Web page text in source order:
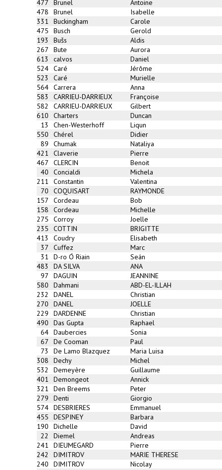
477
Brunel
Antoine
478
Brunel
Isabelle
331
Buckingham
Carole
475
Busch
Gerold
193
Bušs
Aldis
267
Bute
Aurora
613
calvos
Daniel
524 Caré
Jérôme
523
Caré
Murielle
564 Carrera
Anna
583
CARRIEU-DARRIEUX
Françoise
582
CARRIEU-DARRIEUX
Gilbert
610
Charters
Duncan
13
Chen-Westerhoff
Liqun
550
Chérel
Didier
89
Chumak
Nataliya
421
Claverie
Pierre
467
CLERCIN
Benoit
40
Concialdi
Michela
211
Constantin
Valentina
70
COQUISART
RAYMONDE
157
Cordeau
Bob
158
Cordeau
Michelle
275
Corroy
Joelle
235
COTTIN
BRIGITTE
413
Coudry
Elisabeth
37
Cuffez
Marc
31
D-ro Ó Riain
Seán
483
DA SILVA
ANA
97
DAGUIN
JEANNINE
580
Dahmani
ABD-EL-ILLAH
232
DANEL
Christian
270
DANEL
JOELLE
229
DARDENNE
Christian
490
Das Gupta
Raphael
64 Daubercies
Sonia
67
De Cooman
Paul
73
De Lamo Blazquez
Maria Luisa
308
Dechy
Michel
532
Demeyère
Guillaume
401
Demongeot
Annick
321
Den Breems
Peter
279
Denti
Giorgio
574 DESBRIERES
Emmanuel
455
DESPINEY
Barbara
190
Dichelle
David
22
Diemel
Andreas
241
DIEUMEGARD
Pierre
242
DIMITROV
MARIE THERESE
240
DIMITROV
Nicolay